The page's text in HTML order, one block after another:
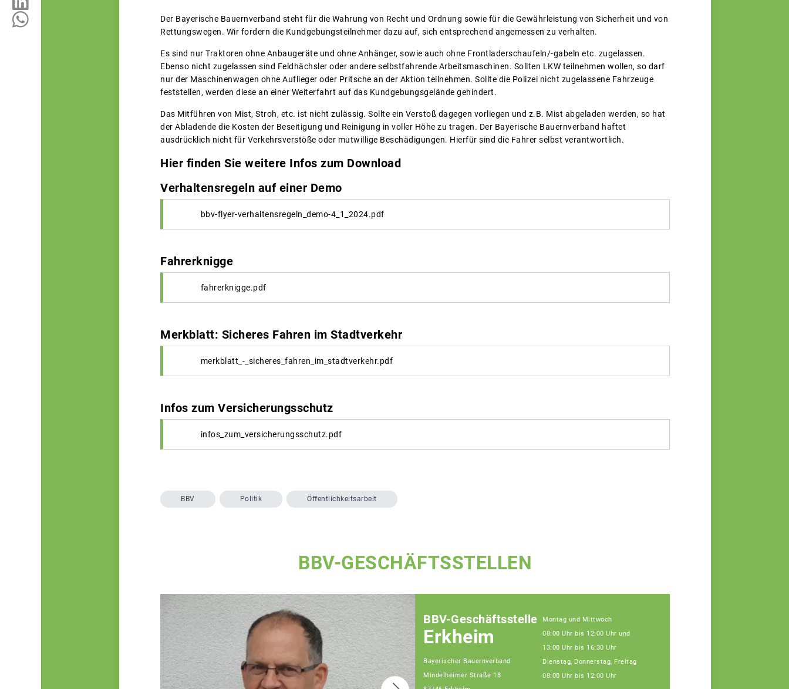
Der Bayerische Bauernverband steht für die Wahrung von Recht und Ordnung sowie für die Gewährleistung von Sicherheit und von
Rettungswegen. Wir fordern die Kundgebungsteilnehmer dazu auf, sich entsprechend angemessen zu verhalten.
Es sind nur Traktoren ohne Anbaugeräte und ohne Anhänger, sowie auch ohne Frontladerschaufeln/-gabeln etc. zugelassen.
Ebenso nicht zugelassen sind Feldhächsler oder andere selbstfahrende Arbeitsmaschinen. Sollten LKW teilnehmen wollen, so darf
nur der Maschinenwagen ohne Auflieger oder Pritsche an der Aktion teilnehmen. Sollte die Polizei nicht zugelassene Fahrzeuge
feststellen, werden diese an einer Weiterfahrt auf das Kundgebungsgelände gehindert.
Das Mitführen von Mist, Stroh, etc. ist nicht zulässig. Sollte ein Verstoß dagegen vorliegen und z.B. Mist abgeladen werden, so hat
der Abladende die Kosten der Beseitigung und Reinigung in voller Höhe zu tragen. Der Bayerische Bauernverband haftet
ausdrücklich nicht für Verkehrsverstöße oder mutwillige Beschädigungen. Hierfür sind die Fahrer selbst verantwortlich.
Hier finden Sie weitere Infos zum Download
Verhaltensregeln auf einer Demo
bbv-flyer-verhaltensregeln_demo-4_1_2024.pdf
Fahrerknigge
fahrerknigge.pdf
Merkblatt: Sicheres Fahren im Stadtverkehr
merkblatt_-_sicheres_fahren_im_stadtverkehr.pdf
Infos zum Versicherungsschutz
infos_zum_versicherungsschutz.pdf
BBV Politik Öffentlichkeitsarbeit
BBV-GESCHÄFTSSTELLEN
BBV-Geschäftsstelle
Erkheim
Bayerischer Bauernverband
Mindelheimer Straße 18
Montag und Mittwoch
08:00 Uhr bis 12:00 Uhr und
13:00 Uhr bis 16:30 Uhr
Dienstag, Donnerstag, Freitag
08:00 Uhr bis 12:00 Uhr